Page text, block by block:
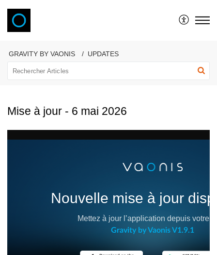
GRAVITY BY VAONIS UPDATES
Mise à jour - 6 mai 2026
Nouvelle mise à jour
Mettez à jour l’application depuis votre
Gravity by Vaonis V1.9.1